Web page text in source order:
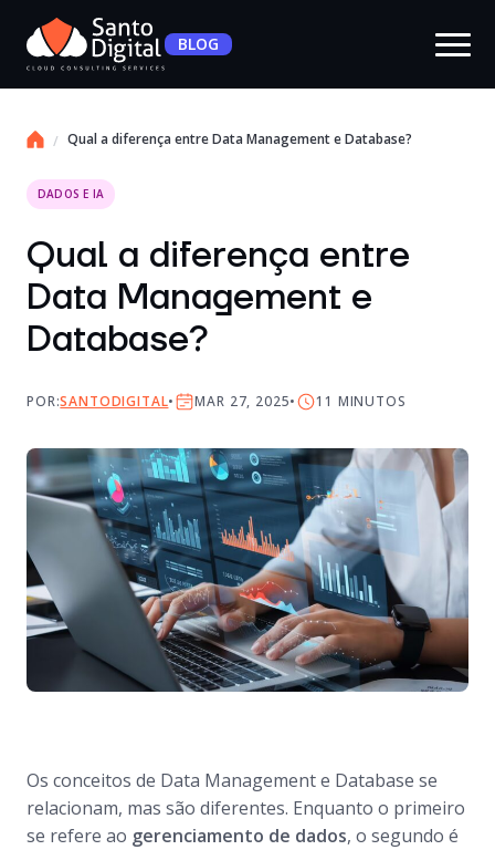
BLOG
Qual a diferença entre Data Management e Database?
DADOS E IA
Qual a diferença entre
Data Management e
Database?
POR:SANTODIGITAL MAR 27, 2025 11 MINUTOS
Os conceitos de Data Managemente Database se
relacionam, mas são diferentes. Enquanto o primeiro
se refere ao gerenciamento de dados, o segundo é